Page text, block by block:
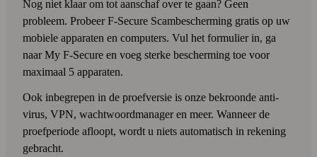
Nog niet klaar om tot aanschaf over te gaan? Geen
probleem. Probeer F‑Secure Scam­bescherming gratis op uw
mobiele apparaten en computers. Vul het formulier in, ga
naar My F‑Secure en voeg sterke bescherming toe voor
maximaal 5 apparaten.
Ook inbegrepen in de proef­versie is onze bekroonde anti­
virus, VPN, wacht­woord­manager en meer. Wanneer de
proef­periode afloopt, wordt u niets automatisch in rekening
gebracht.